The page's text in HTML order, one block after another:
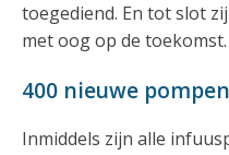
toegediend. En tot slot
met oog op de toekomst.
400 nieuwe pompen
Inmiddels zijn alle